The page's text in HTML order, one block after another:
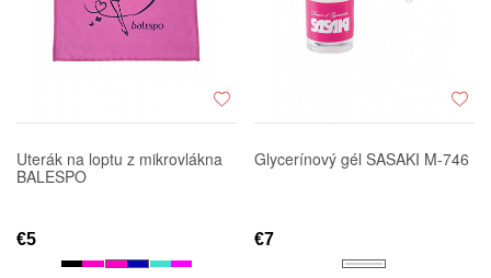
Uterák na loptu z mikrovlákna
BALESPO
€5
Glycerínový gél SASAKI M-746
€7